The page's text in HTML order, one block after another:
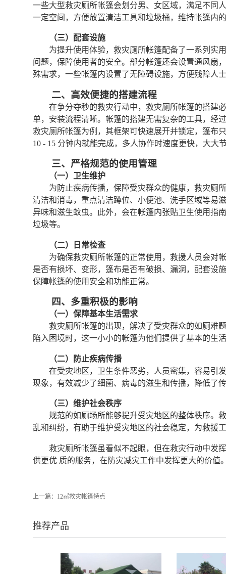
一些大型救灾厕所帐篷会划分男、女区域，满足不同
一定空间，方便放置清洁工具和垃圾桶，维持帐篷内
（三）配套设施
为提升使用体验，救灾厕所帐篷配备了一系列实
问题，保障使用者的安全。部分帐篷还会设置通风扇
殊需求，一些帐篷内设置了无障碍设施，方便残障人
二、高效便捷的搭建流程
在争分夺秒的救灾行动中，救灾厕所帐篷的搭建
单，安装流程清晰。帐篷的搭建无需复杂的工具，经
救灾厕所帐篷为例，其框架可快速展开并锁定，篷布
10 - 15 分钟内就能完成，多人协作时速度更快，大大
三、严格规范的使用管理
（一）卫生维护
为防止疾病传播，保障受灾群众的健康，救灾厕
清洁和消毒，重点清洁蹲位、小便池、洗手区域等易
异味和滋生蚊虫。此外，会在帐篷内张贴卫生使用指
垃圾等。
（二）日常检查
为确保救灾厕所帐篷的正常使用，救援人员会对
是否有损坏、变形，篷布是否有破损、漏洞，配套设
保障帐篷的使用安全和功能正常。
四、多重积极的影响
（一）保障基本生活需求
救灾厕所帐篷的出现，解决了受灾群众的如厕难
陷入困境时，这一小小的帐篷为他们提供了基本的生
（二）防止疾病传播
在受灾地区，卫生条件恶劣，人员密集，容易引
现象，有效减少了细菌、病毒的滋生和传播，降低了
（三）维护社会秩序
规范的如厕场所能够提升受灾地区的整体秩序。
乱和纠纷，有助于维护受灾地区的社会稳定，为救援
救灾厕所帐篷虽看似不起眼，但在救灾行动中发
供更优 质的服务，在防灾减灾工作中发挥更大的价值
上一篇： 12㎡救灾帐篷特点
推荐产品